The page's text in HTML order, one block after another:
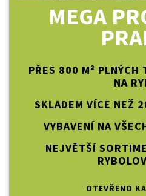
MEGA
PŘES 800 M² PLNÝCH
NA
SKLADEM VÍCE NEŽ
VYBAVENÍ NA
NEJVĚTŠÍ
OTEVŘENO